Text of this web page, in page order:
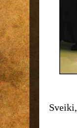
Sveiki,